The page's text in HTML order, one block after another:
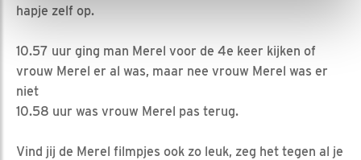
hapje zelf op.
10.57 uur ging man Merel voor de 4e keer kijken of
vrouw Merel er al was, maar nee vrouw Merel was er
niet
10.58 uur was vrouw Merel pas terug.
Vind jij de Merel filmpjes ook zo leuk, zeg het tegen al je